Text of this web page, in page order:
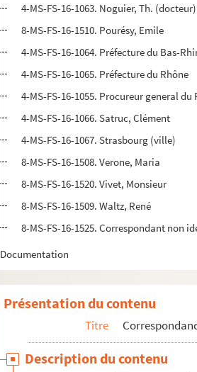
4-MS-FS-16-1063. Noguier, Th. (docteur)
8-MS-FS-16-1510. Pourésy, Emile
4-MS-FS-16-1064. Préfecture du Bas-
4-MS-FS-16-1065. Préfecture du Rhône
4-MS-FS-16-1055. Procureur general
4-MS-FS-16-1066. Satruc, Clément
4-MS-FS-16-1067. Strasbourg (ville)
8-MS-FS-16-1508. Verone, Maria
8-MS-FS-16-1520. Vivet, Monsieur
8-MS-FS-16-1509. Waltz, René
8-MS-FS-16-1525. Correspondant non
Documentation
Présentation du contenu
Titre
Description du contenu